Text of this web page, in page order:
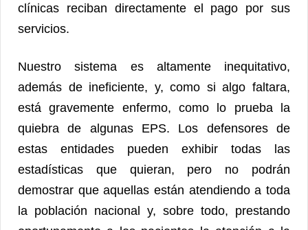
clínicas reciban directamente el pago por sus
servicios.
Nuestro sistema es altamente inequitativo,
además de ineficiente, y, como si algo faltara,
está gravemente enfermo, como lo prueba la
quiebra de algunas EPS. Los defensores de
estas entidades pueden exhibir todas las
estadísticas que quieran, pero no podrán
demostrar que aquellas están atendiendo a toda
la población nacional y, sobre todo, prestando